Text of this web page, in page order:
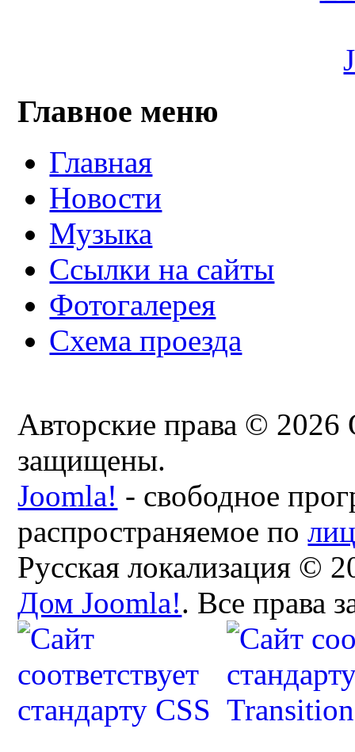
Главное меню
Главная
Новости
Музыка
Ссылки на сайты
Фотогалерея
Схема проезда
Авторские права © 2026
защищены.
Joomla! - свободное
распространяемое по
Русская локализация ©
Дом Joomla!. Все права